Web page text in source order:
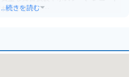
ています。
歌って楽しむこともできます。
...続きを読む